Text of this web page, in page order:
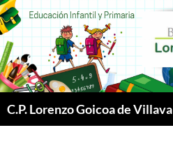
C.P. Lorenzo Goicoa de Villava